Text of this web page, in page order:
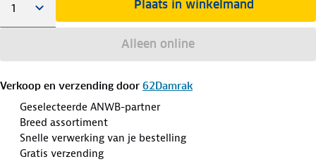
Plaats in winkelmand
Alleen online
Verkoop en verzending door 62Damrak
Geselecteerde ANWB-partner
Breed assortiment
Snelle verwerking van je bestelling
Gratis verzending